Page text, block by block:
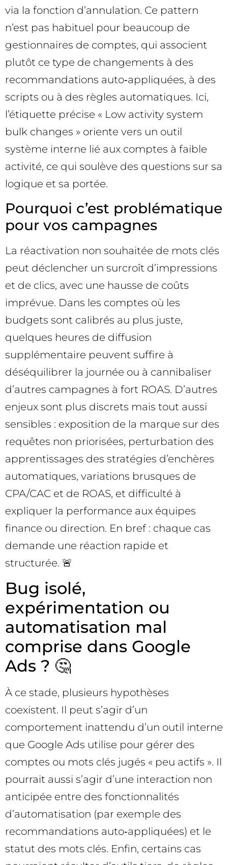
via la fonction d’annulation. Ce pattern
n’est pas habituel pour beaucoup de
gestionnaires de comptes, qui associent
plutôt ce type de changements à des
recommandations auto‑appliquées, à des
scripts ou à des règles automatiques. Ici,
l’étiquette précise « Low activity system
bulk changes » oriente vers un outil
système interne lié aux comptes à faible
activité, ce qui soulève des questions sur sa
logique et sa portée.
Pourquoi c’est problématique
pour vos campagnes
La réactivation non souhaitée de mots clés
peut déclencher un surcroît d’impressions
et de clics, avec une hausse de coûts
imprévue. Dans les comptes où les
budgets sont calibrés au plus juste,
quelques heures de diffusion
supplémentaire peuvent suffire à
déséquilibrer la journée ou à cannibaliser
d’autres campagnes à fort ROAS. D’autres
enjeux sont plus discrets mais tout aussi
sensibles : exposition de la marque sur des
requêtes non priorisées, perturbation des
apprentissages des stratégies d’enchères
automatiques, variations brusques de
CPA/CAC et de ROAS, et difficulté à
expliquer la performance aux équipes
finance ou direction. En bref : chaque cas
demande une réaction rapide et
structurée. 🚨
Bug isolé,
expérimentation ou
automatisation mal
comprise dans Google
Ads ? 🤔
À ce stade, plusieurs hypothèses
coexistent. Il peut s’agir d’un
comportement inattendu d’un outil interne
que Google Ads utilise pour gérer des
comptes ou mots clés jugés « peu actifs ». Il
pourrait aussi s’agir d’une interaction non
anticipée entre des fonctionnalités
d’automatisation (par exemple des
recommandations auto‑appliquées) et le
statut des mots clés. Enfin, certains cas